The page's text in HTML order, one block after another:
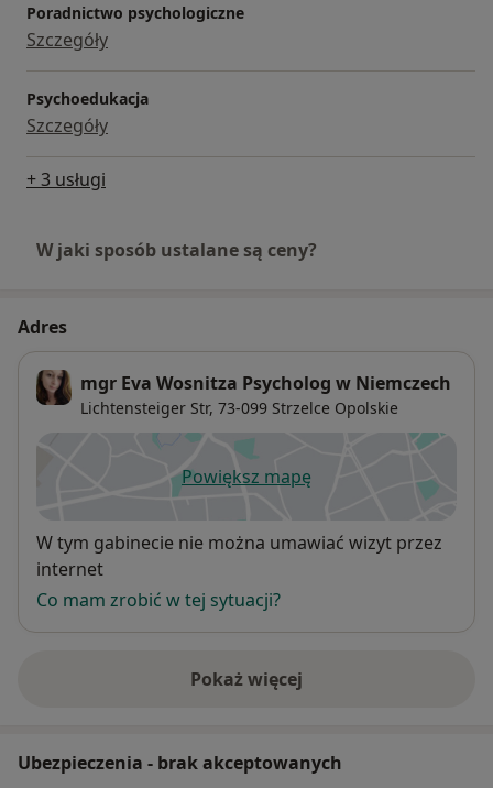
Poradnictwo psychologiczne
Szczegóły
Psychoedukacja
Szczegóły
+ 3 usługi
W jaki sposób ustalane są ceny?
Adres
mgr Eva Wosnitza Psycholog w Niemczech
Lichtensteiger Str, 73-099 Strzelce Opolskie
Powiększ mapęotwiera się w nowej karcie
Dostępność
W tym gabinecie nie można umawiać wizyt przez
internet
Co mam zrobić w tej sytuacji?
Pokaż więcej
o adresie
Ubezpieczenia - brak akceptowanych